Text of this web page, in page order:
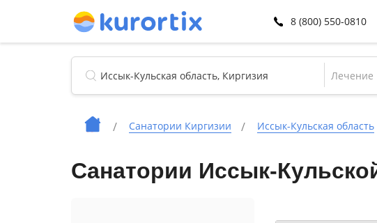
8 (800) 550-0810
Лечение
Санатории Киргизии Иссык-Кульская область
Санатории Иссык-